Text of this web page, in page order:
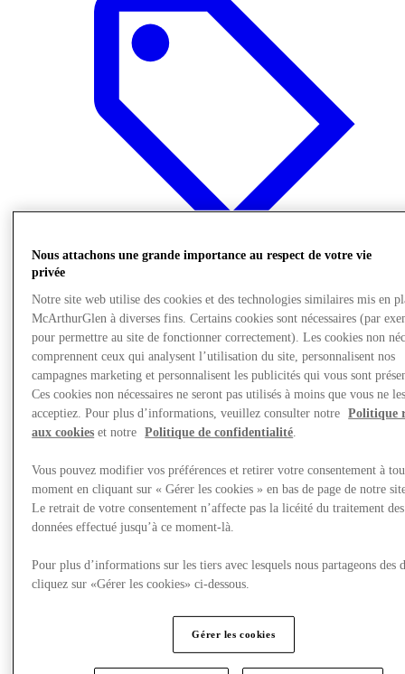
Offers
Nous attachons une grande importance au respect de votre vie
privée
Notre site web utilise des cookies et des technologies similaires mis en
McArthurGlen à diverses fins. Certains cookies sont nécessaires (par
pour permettre au site de fonctionner correctement). Les cookies non
comprennent ceux qui analysent l’utilisation du site, personnalisent nos
campagnes marketing et personnalisent les publicités qui vous sont
Ces cookies non nécessaires ne seront pas utilisés à moins que vous ne
acceptiez. Pour plus d’informations, veuillez consulter notre
Politique
aux cookies et notre Politique de confidentialité
Vous pouvez modifier vos préférences et retirer votre consentement à
moment en cliquant sur « Gérer les cookies » en bas de page de notre
Le retrait de votre consentement n’affecte pas la licéité du traitement des
données effectué jusqu’à ce moment-là.
Pour plus d’informations sur les tiers avec lesquels nous partageons des
cliquez sur «Gérer les cookies» ci-dessous.
Gérer les cookies